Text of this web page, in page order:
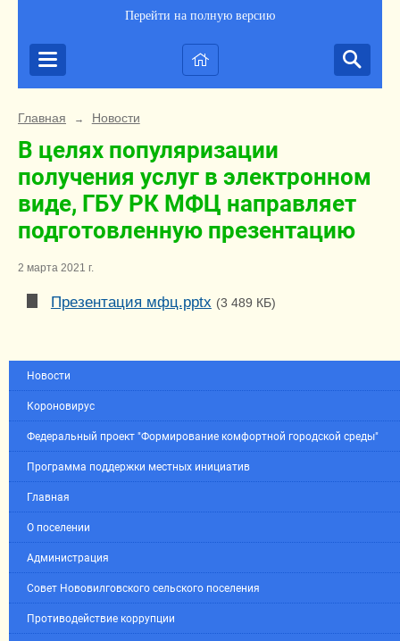
Перейти на полную версию
Главная → Новости
В целях популяризации
получения услуг в электронном
виде, ГБУ РК МФЦ направляет
подготовленную презентацию
2 марта 2021 г.
Презентация мфц.pptx (3 489 КБ)
Новости
Короновирус
Федеральный проект "Формирование комфортной городской среды"
Программа поддержки местных инициатив
Главная
О поселении
Администрация
Совет Нововилговского сельского поселения
Противодействие коррупции